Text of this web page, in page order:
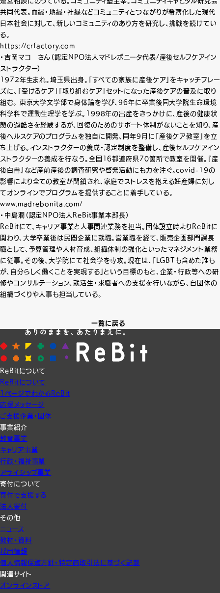
共同代表。血縁・地縁・社縁などコミュニティとつながりが希薄化した現代
日本社会に対して、新しいコミュニティのあり方を研究し、挑戦を続けてい
る。
https://crfactory.com
・吉岡マコ さん（認定NPO法人マドレボニータ代表/産後セルフケアイン
ストラクター）
1972年生まれ。埼玉県出身。「すべての家族に産後ケア」をキャッチフレー
ズに、「受けるケア」「取り組むケア」セットになった産後ケアの普及に取り
組む。 東京大学文学部で身体論を学び、96年に卒業後同大学院生命環境
科学科で運動生理学を学ぶ。1998年の出産をきっかけに、産後の健康状
態の過酷さを経験するが、回復のためのサポート体制がないことを知り、産
後ヘルスケアのプログラムを独自に開発、同年9月に「産後ケア教室」を立
ち上げる。インストラクターの養成・認定制度を整備し、産後セルフケアイン
ストラクターの養成を行なう。全国16都道府県70箇所で教室を開催。『産
後白書』など産前産後の調査研究や啓発活動にも力を注ぐ。covid-19の
影響により全ての教室が閉鎖され、家庭でストレスを抱える妊産婦に対し
てオンラインでプログラムを提供することに着手している。
www.madrebonita.com/
・中島潤（認定NPO法人ReBit事業本部長）
ReBitにて、キャリア事業と人事関連業務を担当。団体設立時よりReBitに
関わり、大学卒業後は民間企業に就職。営業職を経て、販売企画部門課長
職として、予算管理や人材育成、組織体制の強化といったマネジメント業務
に従事。その後、大学院にて社会学を専攻。現在は、「LGBTも含めた誰も
が、自分らしく働くことを実現する」という目標のもと、企業・行政等への研
修やコンサルテーション、就活生・求職者への支援を行いながら、自団体の
組織づくりや人事も担当している。
一覧に戻る
ReBitについて
ReBitについて
1ページでわかるReBit
応援メッセージ
ご支援企業・団体
事業紹介
教育事業
キャリア事業
行政・福祉事業
アライシップ事業
寄付について
寄付で支援する
法人寄付
その他
ニュース
教材・資料
採用情報
個人情報保護方針・特定商取引法に基づく記載
関連サイト
オンラインストア